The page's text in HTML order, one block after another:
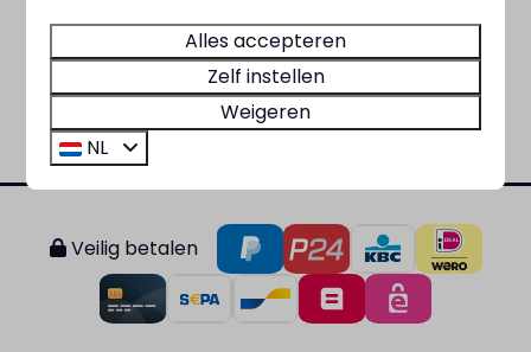
Veelgestelde vragen
Residentie Bloemendaal
Veilig betalen
Alles accepteren
Zelf instellen
Weigeren
NL